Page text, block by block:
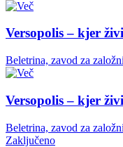
Versopolis – kjer
Beletrina, zavod za
Versopolis – kjer
Beletrina, zavod za
Zaključeno